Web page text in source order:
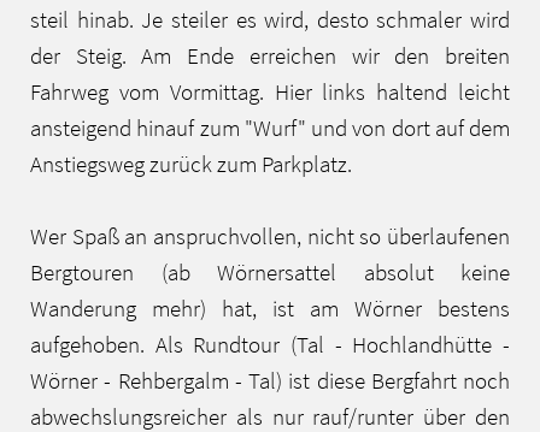
steil hinab. Je steiler es wird, desto schmaler wird
der Steig. Am Ende erreichen wir den breiten
Fahrweg vom Vormittag. Hier links haltend leicht
ansteigend hinauf zum "Wurf" und von dort auf dem
Anstiegsweg zurück zum Parkplatz.
Wer Spaß an anspruchvollen, nicht so überlaufenen
Bergtouren (ab Wörnersattel absolut keine
Wanderung mehr) hat, ist am Wörner bestens
aufgehoben. Als Rundtour (Tal - Hochlandhütte -
Wörner - Rehbergalm - Tal) ist diese Bergfahrt noch
abwechslungsreicher als nur rauf/runter über den